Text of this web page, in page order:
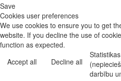
Save
Cookies user preferences
We use cookies to ensure you to get
website. If you decline the use of
function as expected.
Accept all
Decline all
darbību